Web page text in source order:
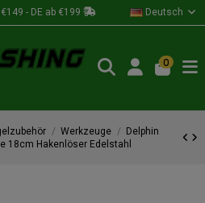
- DE ab €199 Deutsch
0
Werkzeuge
Delphin
18cm Hakenlöser Edelstahl